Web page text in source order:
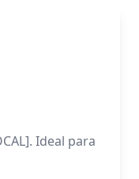
Ideal para